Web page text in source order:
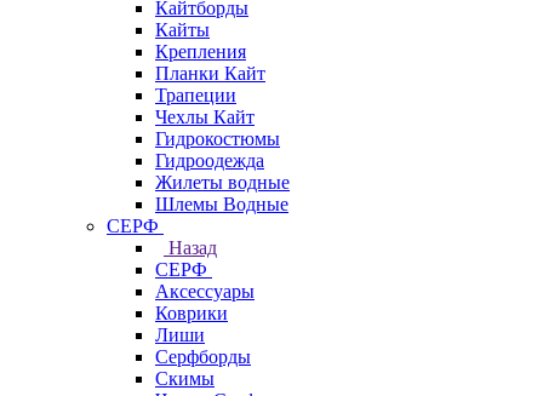
Кайтборды
Кайты
Крепления
Планки Кайт
Трапеции
Чехлы Кайт
Гидрокостюмы
Гидроодежда
Жилеты водные
Шлемы Водные
СЕРФ
Назад
СЕРФ
Аксессуары
Коврики
Лиши
Серфборды
Скимы